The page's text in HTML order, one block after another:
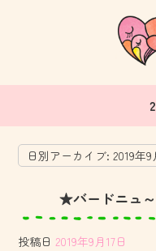
日別アーカイブ:2019年9
★バードニュ
投稿日 2019年9月17日